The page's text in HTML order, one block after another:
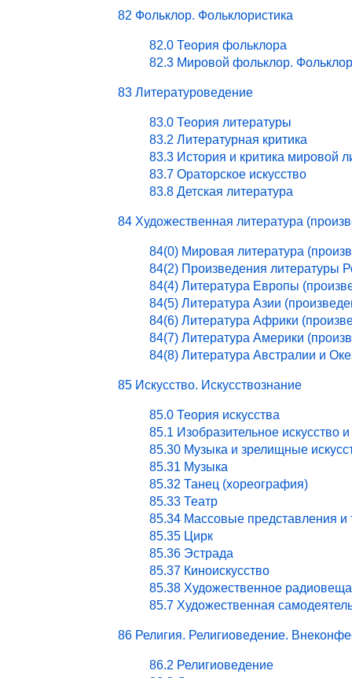
82 Фольклор. Фольклористика
82.0 Теория фольклора
82.3 Мировой фольклор.
83 Литературоведение
83.0 Теория литературы
83.2 Литературная критика
83.3 История и критика мировой
83.7 Ораторское искусство
83.8 Детская литература
84 Художественная литература
84(0) Мировая литература
84(2) Произведения литературы
84(4) Литература Европы
84(5) Литература Азии
84(6) Литература Африки
84(7) Литература Америки
84(8) Литература Австралии и
85 Искусство. Искусствознание
85.0 Теория искусства
85.1 Изобразительное искусство и
85.30 Музыка и зрелищные
85.31 Музыка
85.32 Танец (хореография)
85.33 Театр
85.34 Массовые представления и
85.35 Цирк
85.36 Эстрада
85.37 Киноискусство
85.38 Художественное
85.7 Художественная
86 Религия. Религиоведение.
86.2 Религиоведение